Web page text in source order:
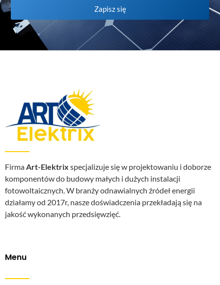
Zapisz się
FirmaArt-Elektrix specjalizuje się w projektowaniu i doborze
komponentów do budowy małych i dużych instalacji
fotowoltaicznych. W branży odnawialnych źródeł energii
działamy od 2017r, nasze doświadczenia przekładają się na
jakość wykonanych przedsięwzięć.
Menu